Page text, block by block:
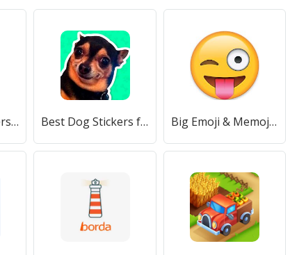
Love Story Stickers - WAStickerApps Best Dog Stickers for WhatsApp WAStickerApps Big Emoji & Memoji Stickers For Whatsapp